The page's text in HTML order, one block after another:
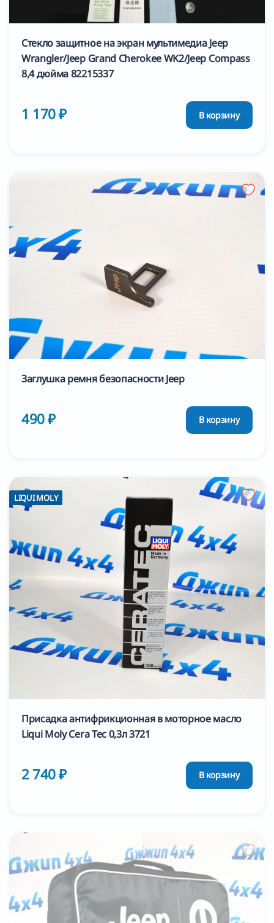
Стекло защитное на экран мультимедиа Jeep
Wrangler/Jeep Grand Cherokee WK2/Jeep Compass
8,4 дюйма 82215337
1 170 ₽ В корзину
Заглушка ремня безопасности Jeep
490 ₽ В корзину
LIQUI MOLY
Присадка антифрикционная в моторное масло
Liqui Moly Cera Tec 0,3л 3721
2 740 ₽ В корзину